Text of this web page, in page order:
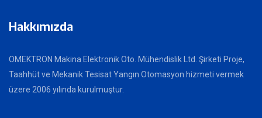
Hakkımızda
OMEKTRON Makina Elektronik Oto. Mühendislik Ltd. Şirketi Proje,
Taahhüt ve Mekanik Tesisat Yangın Otomasyon hizmeti vermek
üzere 2006 yılında kurulmuştur.